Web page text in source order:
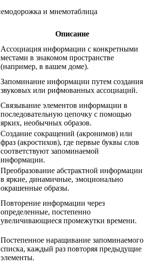
Описание
Ассоциация информации с конкретными
местами в знакомом пространстве
(например, в вашем доме).
Запоминание информации путем создания
звуковых или рифмованных ассоциаций.
Связывание элементов информации в
последовательную цепочку с помощью
ярких, необычных образов.
Создание сокращений (акронимов) или
фраз (акростихов), где первые буквы слов
соответствуют запоминаемой
информации.
Преобразование абстрактной информации
в яркие, динамичные, эмоционально
окрашенные образы.
Повторение информации через
определенные, постепенно
увеличивающиеся промежутки времени.
Постепенное наращивание запоминаемого
списка, каждый раз повторяя предыдущие
элементы.